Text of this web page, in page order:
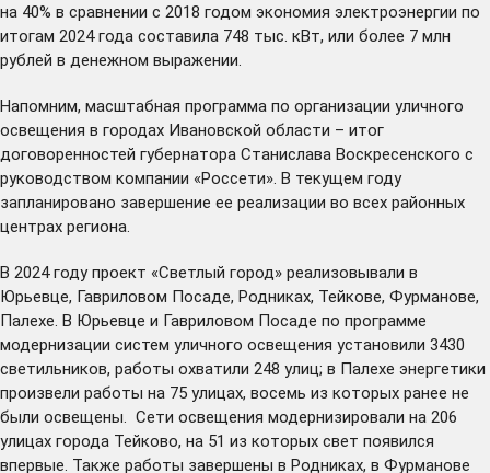
на 40% в сравнении с 2018 годом экономия электроэнергии по
итогам 2024 года составила 748 тыс. кВт, или более 7 млн
рублей в денежном выражении.
Напомним, масштабная программа по организации уличного
освещения в городах Ивановской области – итог
договоренностей губернатора Станислава Воскресенского с
руководством компании «Россети». В текущем году
запланировано завершение ее реализации во всех районных
центрах региона.
В 2024 году проект «Светлый город» реализовывали в
Юрьевце, Гавриловом Посаде, Родниках, Тейкове, Фурманове,
Палехе. В Юрьевце и Гавриловом Посаде по программе
модернизации систем уличного освещения установили 3430
светильников, работы охватили 248 улиц; в Палехе энергетики
произвели работы на 75 улицах, восемь из которых ранее не
были освещены. Сети освещения модернизировали на 206
улицах города Тейково, на 51 из которых свет появился
впервые. Также работы завершены в Родниках, в Фурманове